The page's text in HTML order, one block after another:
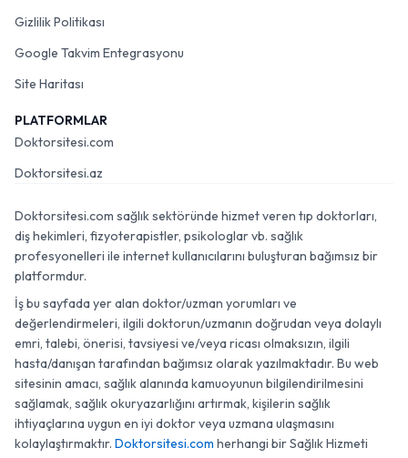
Gizlilik Politikası
Google Takvim Entegrasyonu
Site Haritası
PLATFORMLAR
Doktorsitesi.com
Doktorsitesi.az
Doktorsitesi.com sağlık sektöründe hizmet veren tıp doktorları,
diş hekimleri, fizyoterapistler, psikologlar vb. sağlık
profesyonelleri ile internet kullanıcılarını buluşturan bağımsız bir
platformdur.
İş bu sayfada yer alan doktor/uzman yorumları ve
değerlendirmeleri, ilgili doktorun/uzmanın doğrudan veya dolaylı
emri, talebi, önerisi, tavsiyesi ve/veya ricası olmaksızın, ilgili
hasta/danışan tarafından bağımsız olarak yazılmaktadır. Bu web
sitesinin amacı, sağlık alanında kamuoyunun bilgilendirilmesini
sağlamak, sağlık okuryazarlığını artırmak, kişilerin sağlık
ihtiyaçlarına uygun en iyi doktor veya uzmana ulaşmasını
kolaylaştırmaktır. Doktorsitesi.com herhangi bir Sağlık Hizmeti